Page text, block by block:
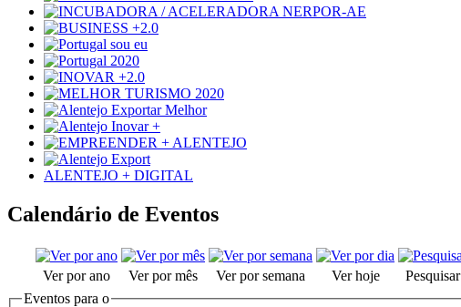
ALENTEJO + DIGITAL
Calendário de Eventos
Ver por ano Ver por mês Ver por semana Ver hoje Pesquisar
Eventos para o